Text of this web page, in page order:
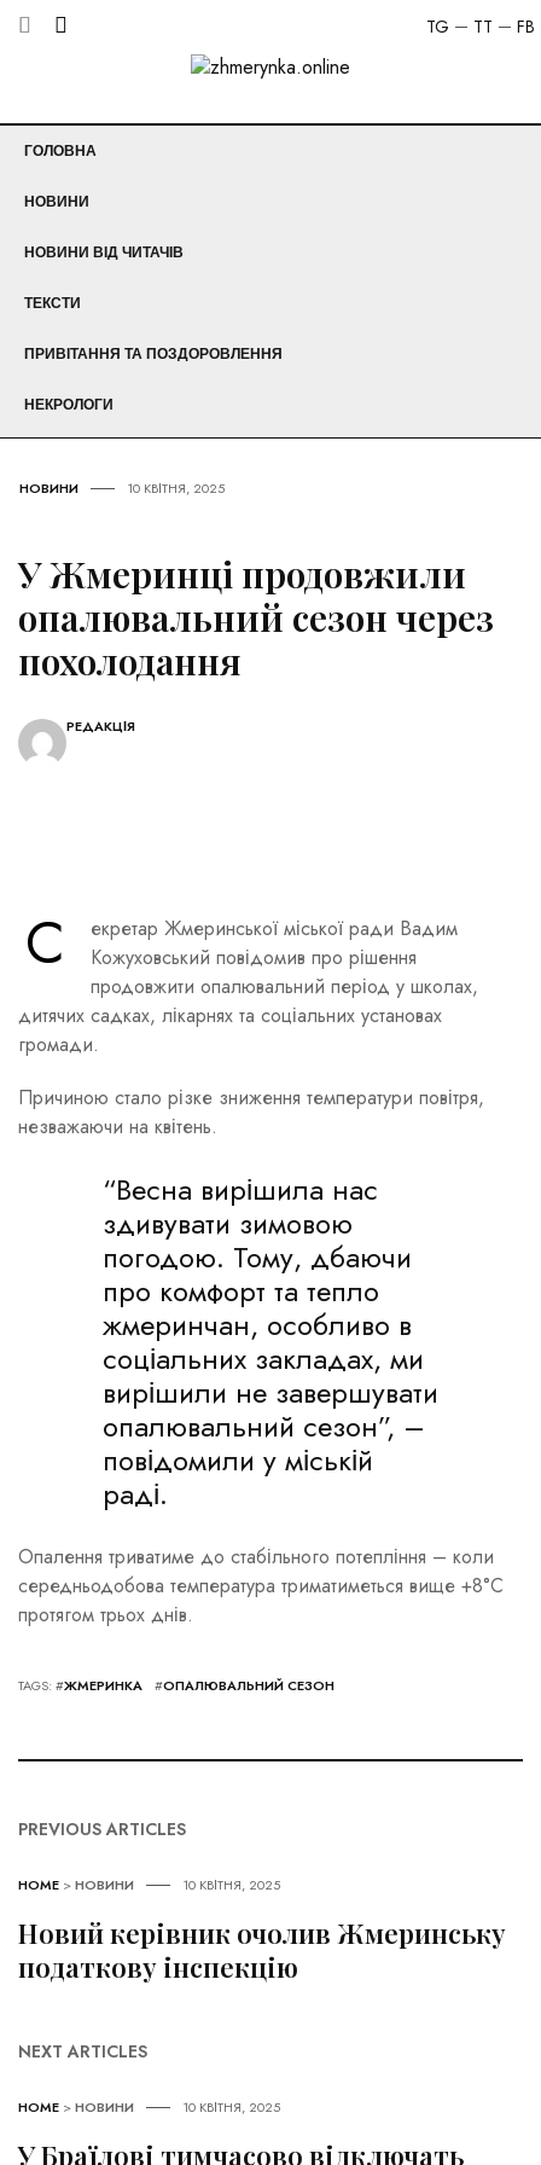
FB
TT
TG
ГОЛОВНА
НОВИНИ
НОВИНИ ВІД ЧИТАЧІВ
ТЕКСТИ
ПРИВІТАННЯ ТА ПОЗДОРОВЛЕННЯ
НЕКРОЛОГИ
НОВИНИ 10 КВІТНЯ, 2025
У Жмеринці продовжили
опалювальний сезон через
похолодання
РЕДАКЦІЯ
С
екретар Жмеринської міської ради Вадим
Кожуховський повідомив про рішення
продовжити опалювальний період у школах,
дитячих садках, лікарнях та соціальних установах
громади.
Причиною стало різке зниження температури повітря,
незважаючи на квітень.
“Весна вирішила нас
здивувати зимовою
погодою. Тому, дбаючи
про комфорт та тепло
жмеринчан, особливо в
соціальних закладах, ми
вирішили не завершувати
опалювальний сезон”, –
повідомили у міській
раді.
Опалення триватиме до стабільного потепління – коли
середньодобова температура триматиметься вище +8°C
протягом трьох днів.
TAGS: #ЖМЕРИНКА #ОПАЛЮВАЛЬНИЙ СЕЗОН
PREVIOUS ARTICLES
HOME >НОВИНИ 10 КВІТНЯ, 2025
Новий керівник очолив Жмеринську
податкову інспекцію
NEXT ARTICLES
HOME >НОВИНИ 10 КВІТНЯ, 2025
У Браїлові тимчасово відключать